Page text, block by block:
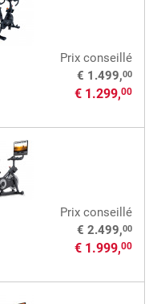
Prix conseillé
€ 1.499,00
€ 1.299,00
Prix conseillé
€ 2.499,00
€ 1.999,00